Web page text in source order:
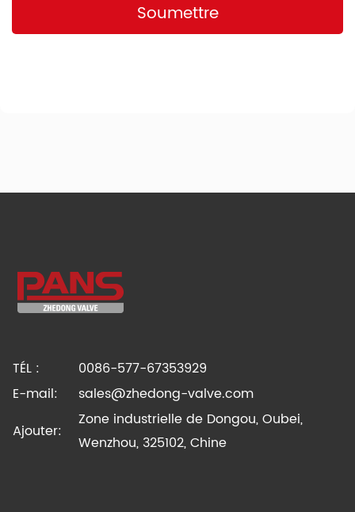
Soumettre
TÉL :
0086-577-67353929
E-mail:
sales@zhedong-valve.com
Ajouter:
Zone industrielle de Dongou, Oubei,
Wenzhou, 325102, Chine